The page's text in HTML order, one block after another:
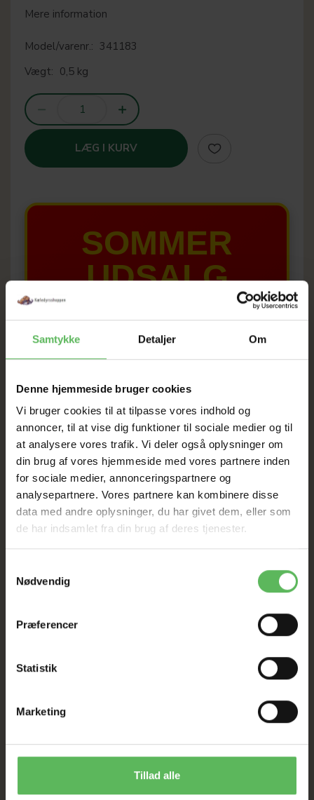
Samtykke Detaljer Om
Denne hjemmeside bruger cookies
Vi bruger cookies til at tilpasse vores indhold og
annoncer, til at vise dig funktioner til sociale medier og til
at analysere vores trafik. Vi deler også oplysninger om
din brug af vores hjemmeside med vores partnere inden
for sociale medier, annonceringspartnere og
analysepartnere. Vores partnere kan kombinere disse
data med andre oplysninger, du har givet dem, eller som
de har indsamlet fra din brug af deres tjenester.
Nødvendig
Præferencer
Statistik
Marketing
Tillad alle
Mere information
Model/varenr.: 341183
Vægt: 0,5 kg
LÆG I KURV
SOMMER
UDSALG
TIL D. 8 AUGUST
HELE WEBSHOPPEN ER
SAT NED
Tilbud GÆLDER IKKE
I FYSISK BUTIKKERE
Mærke
Length